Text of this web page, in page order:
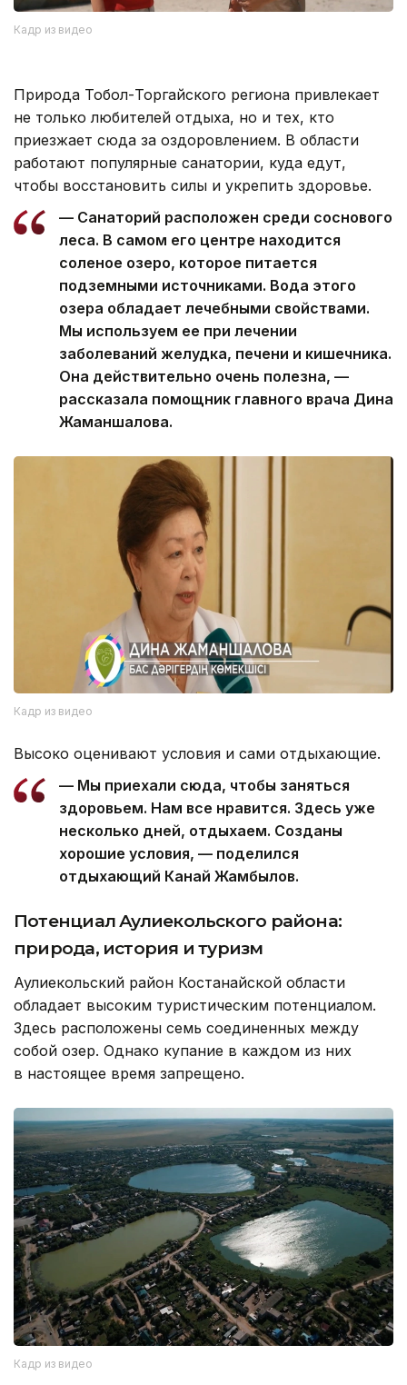
Кадр из видео
Природа Тобол-Торгайского региона привлекает
не только любителей отдыха, но и тех, кто
приезжает сюда за оздоровлением. В области
работают популярные санатории, куда едут,
чтобы восстановить силы и укрепить здоровье.
— Санаторий расположен среди соснового
леса. В самом его центре находится
соленое озеро, которое питается
подземными источниками. Вода этого
озера обладает лечебными свойствами.
Мы используем ее при лечении
заболеваний желудка, печени и кишечника.
Она действительно очень полезна, —
рассказала помощник главного врача Дина
Жаманшалова.
Кадр из видео
Высоко оценивают условия и сами отдыхающие.
— Мы приехали сюда, чтобы заняться
здоровьем. Нам все нравится. Здесь уже
несколько дней, отдыхаем. Созданы
хорошие условия, — поделился
отдыхающий Канай Жамбылов.
Потенциал Аулиекольского района:
природа, история и туризм
Аулиекольский район Костанайской области
обладает высоким туристическим потенциалом.
Здесь расположены семь соединенных между
собой озер. Однако купание в каждом из них
в настоящее время запрещено.
Кадр из видео